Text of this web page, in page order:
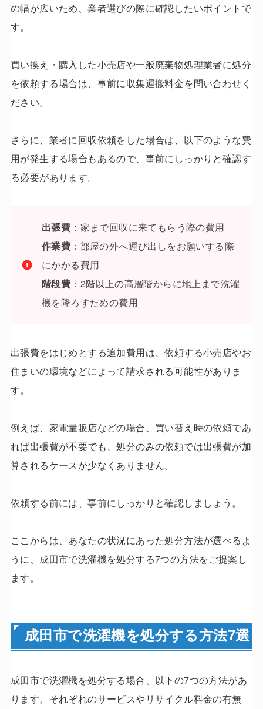
の幅が広いため、業者選びの際に確認したいポイントで
す。
買い換え・購入した小売店や一般廃棄物処理業者に処分
を依頼する場合は、事前に収集運搬料金を問い合わせく
ださい。
さらに、業者に回収依頼をした場合は、以下のような費
用が発生する場合もあるので、事前にしっかりと確認す
る必要があります。
出張費 ：家まで回収に来てもらう際の費用
作業費 ：部屋の外へ運び出しをお願いする際
にかかる費用
階段費 ：2階以上の高層階からに地上まで洗濯
機を降ろすための費用
出張費をはじめとする追加費用は、依頼する小売店やお
住まいの環境などによって請求される可能性がありま
す。
例えば、家電量販店などの場合、買い替え時の依頼であ
れば出張費が不要でも、処分のみの依頼では出張費が加
算されるケースが少なくありません。
依頼する前には、事前にしっかりと確認しましょう。
ここからは、あなたの状況にあった処分方法が選べるよ
うに、成田市で洗濯機を処分する7つの方法をご提案し
ます。
成田市で洗濯機を処分する方法7選
成田市で洗濯機を処分する場合、以下の7つの方法があ
ります。それぞれのサービスやリサイクル料金の有無